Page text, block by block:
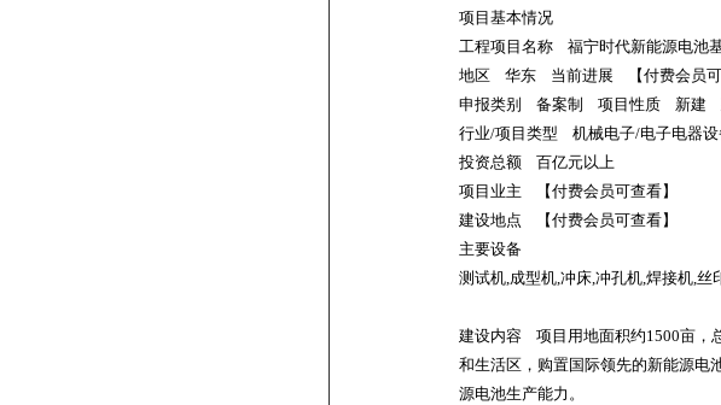
项目基本情况
工程项目名称 福宁时代新能源电池
地区 华东 当前进展 【付费会员
申报类别 备案制 项目性质 新建
行业/项目类型 机械电子/电子电器设
投资总额 百亿元以上
项目业主 【付费会员可查看】
建设地点 【付费会员可查看】
主要设备
测试机,成型机,冲床,冲孔机,焊接机,
建设内容 项目用地面积约1500亩，
和生活区，购置国际领先的新能源电
源电池生产能力。